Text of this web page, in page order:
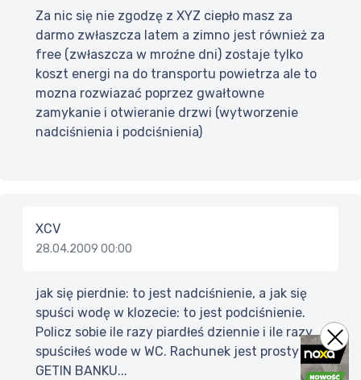
Za nic się nie zgodzę z XYZ ciepło masz za
darmo zwłaszcza latem a zimno jest również za
free (zwłaszcza w mroźne dni) zostaje tylko
koszt energi na do transportu powietrza ale to
mozna rozwiazać poprzez gwałtowne
zamykanie i otwieranie drzwi (wytworzenie
nadciśnienia i podciśnienia)
XCV
28.04.2009 00:00
jak się pierdnie: to jest nadciśnienie, a jak się
spuści wodę w klozecie: to jest podciśnienie.
Policz sobie ile razy piardłeś dziennie i ile razy
spuściłeś wode w WC. Rachunek jest prosty jak
GETIN BANKU...